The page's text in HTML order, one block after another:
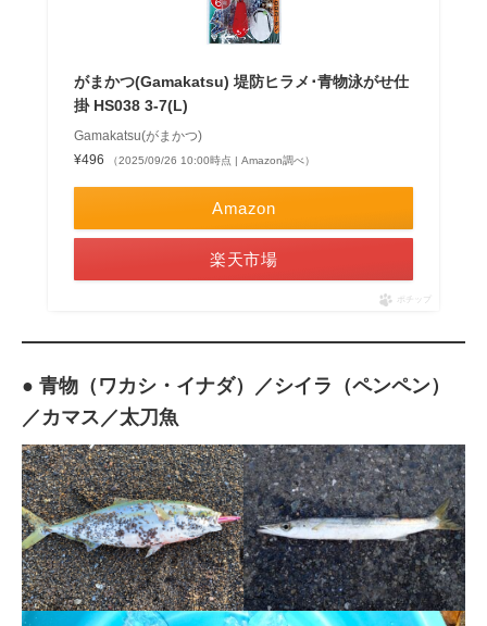
がまかつ(Gamakatsu) 堤防ヒラメ･青物泳がせ仕
掛 HS038 3-7(L)
Gamakatsu(がまかつ)
¥496
（2025/09/26 10:00時点 | Amazon調べ）
Amazon
楽天市場
ポチップ
● 青物（ワカシ・イナダ）／シイラ（ペンペン）
／カマス／太刀魚